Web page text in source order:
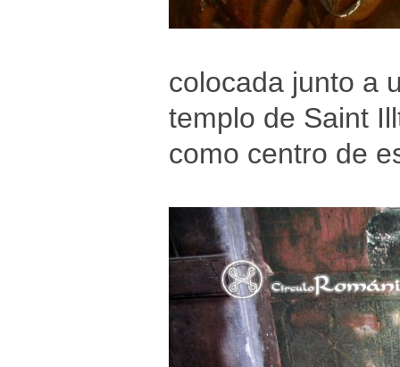
colocada junto a
templo de Saint
como centro de